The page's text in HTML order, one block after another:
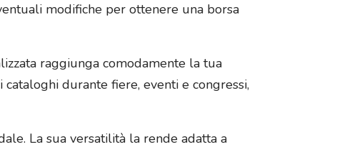
modifiche per ottenere una borsa
raggiunga comodamente la tua
durante fiere, eventi e congressi,
La sua versatilità la rende adatta a